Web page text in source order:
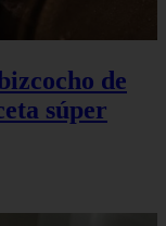
de
súper